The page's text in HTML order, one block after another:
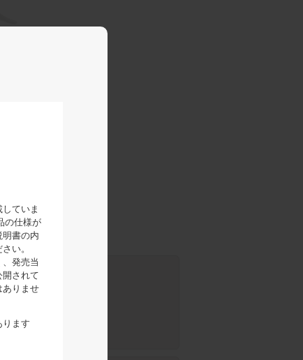
組み立てかた
ていま
の仕様が
書の内
い。
発売当
されて
ありませ
ります